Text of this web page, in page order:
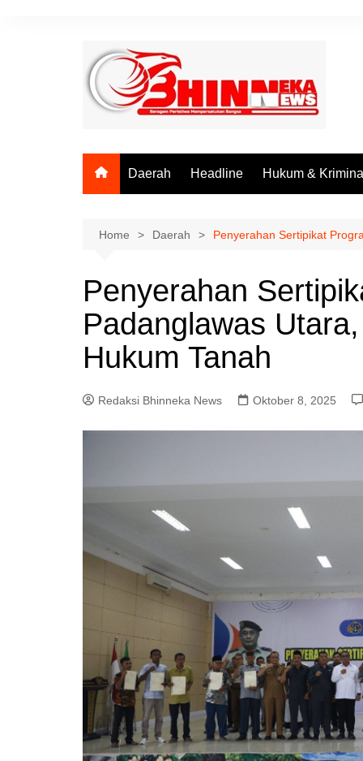
Daerah Headline Hukum & Kriminal
Home Daerah Penyerahan Sertipikat
Penyerahan
Padanglawas
Hukum Tanah
Redaksi Bhinneka News Oktober 8, 2025